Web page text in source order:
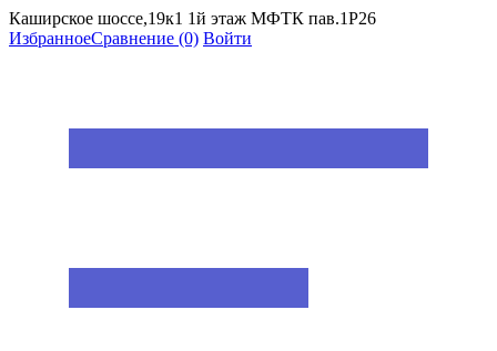
Каширское шоссе,19к1 1й этаж МФТК пав.1Р26
ИзбранноеСравнение (0) Войти